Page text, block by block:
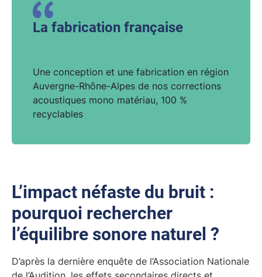
La fabrication française
Une conception et une fabrication en région
Auvergne-Rhône-Alpes de nos corrections
acoustiques mono matériau, 100 %
recyclables
L’impact néfaste du bruit :
pourquoi rechercher
l’équilibre sonore naturel ?
D’après la dernière enquête de l’Association Nationale